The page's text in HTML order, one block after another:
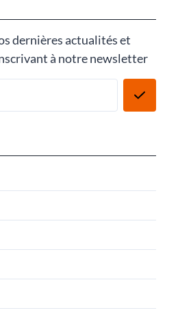
dernières actualités et
à notre newsletter